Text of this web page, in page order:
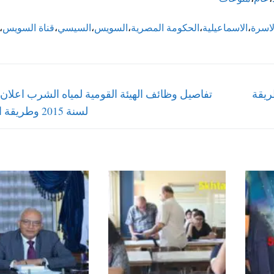
،الاسماعيلية،الحكومة المصرية،السويس،السيسي،قناة السويس،
Next
لسنة 2015 وطريقة التقديم